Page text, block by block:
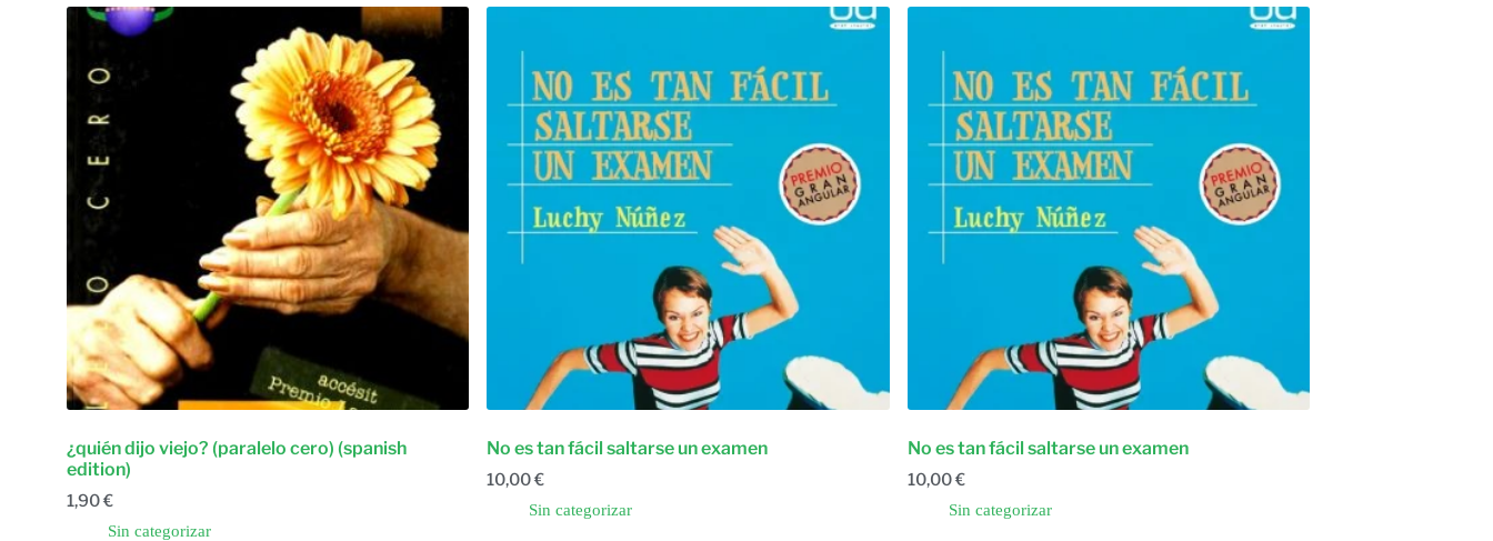
¿quién dijo viejo? (paralelo cero) (spanish
edition)
1,90€
Sin categorizar
No es tan fácil saltarse un examen
10,00€
Sin categorizar
No es tan fácil saltarse un examen
10,00€
Sin categorizar